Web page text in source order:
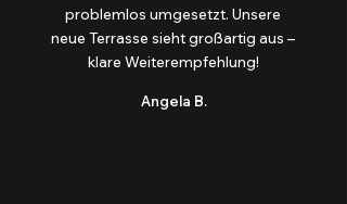
problemlos umgesetzt. Unsere
neue Terrasse sieht großartig aus –
klare Weiterempfehlung!
Angela B.